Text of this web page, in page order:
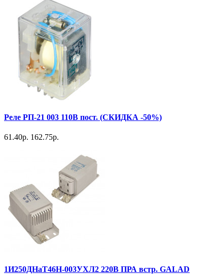
Реле РП-21 003 110В пост. (СКИДКА -50%)
61.40р. 162.75р.
1И250ДНаТ46Н-003УХЛ2 220В ПРА встр. GALAD